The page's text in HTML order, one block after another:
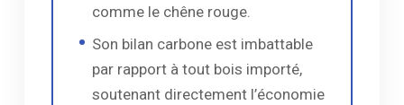
comme le chêne rouge.
Son bilan carbone est imbattable
par rapport à tout bois importé,
soutenant directement l’économie